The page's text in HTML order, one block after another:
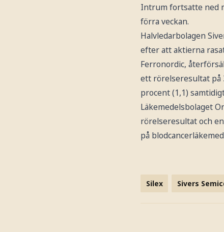
Intrum fortsatte ned
förra veckan.
Halvledarbolagen
efter att aktierna
Ferronordic,
ett rörelseresultat på
procent (1,1)
Läkemedelsbolaget
rörelseresultat och
på
Silex Sivers